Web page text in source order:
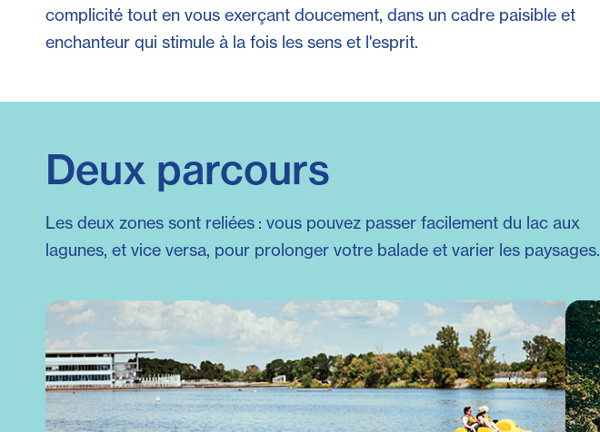
complicité tout en vous exerçant doucement, dans un cadre paisible et
enchanteur qui stimule à la fois les sens et l'esprit.
Deux parcours
Les deux zones sont reliées : vous pouvez passer facilement du lac aux
lagunes, et vice versa, pour prolonger votre balade et varier les paysages.